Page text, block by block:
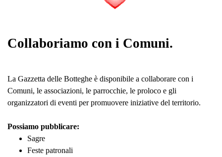
Collaboriamo con i Comuni.
La Gazzetta delle Botteghe è disponibile a collaborare con i
Comuni, le associazioni, le parrocchie, le proloco e gli
organizzatori di eventi per promuovere iniziative del territorio.
Possiamo pubblicare:
Sagre
Feste patronali